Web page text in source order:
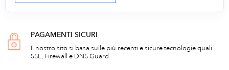
PAGAMENTI SICURI
Il nostro sito si basa sulle più recenti e sicure tecnologie quali
SSL, Firewall e DNS Guard